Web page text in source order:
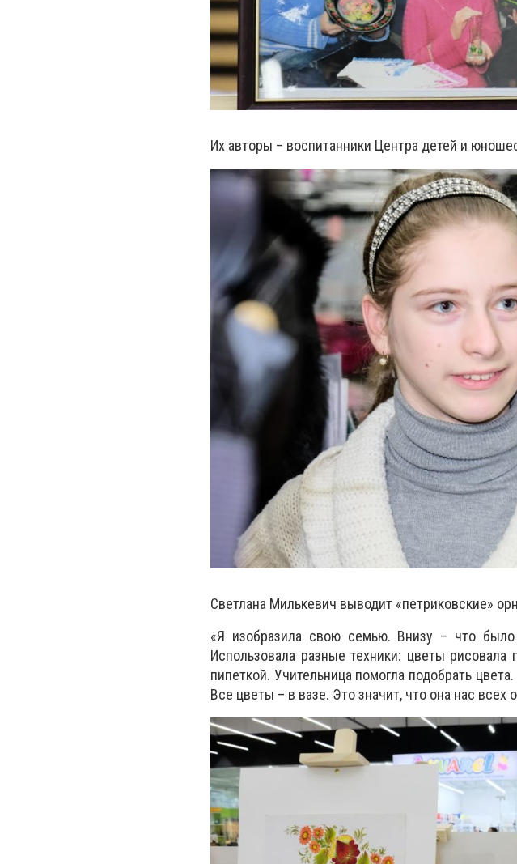
Их авторы – воспитанники Центра детей и
Светлана Милькевич выводит «петриковские»
«Я изобразила свою семью. Внизу – что
Использовала разные техники: цветы
пипеткой. Учительница помогла подобрать
Все цветы – в вазе. Это значит, что она нас всех